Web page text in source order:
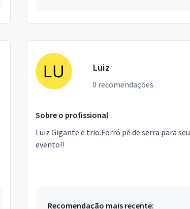
Luiz
0 recomendações
Sobre o profissional
Luiz Gigante e trio.Forró pé de serra para seu
evento!!
Recomendação mais recente: